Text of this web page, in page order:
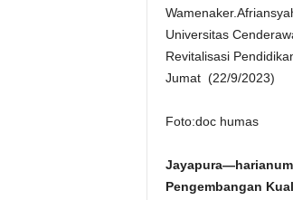
Universitas
Revitalisasi
Jumat (22/9/2023)
Foto:doc humas
Pengembangan